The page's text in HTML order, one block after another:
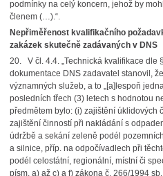
podmínky na celý koncern, jehož by
členem (…).“.
Nepřiměřenost kvalifikačního
zakázek skutečně zadávaných v DNS
20. V čl. 4.4. „Technická kvalifikace dle
dokumentace DNS zadavatel stanovil,
významných služeb, a to „[a]lespoň
posledních třech (3) letech s hodnotou
předmětem bylo: (i) zajištění úklidových
zajištění činností při nakládání s
údržbě a sekání zeleně podél
a silnice, příp. na odpočívadlech při
podél celostátní, regionální, místní či
písm. a) až c) a f) zákona č. 266/1994